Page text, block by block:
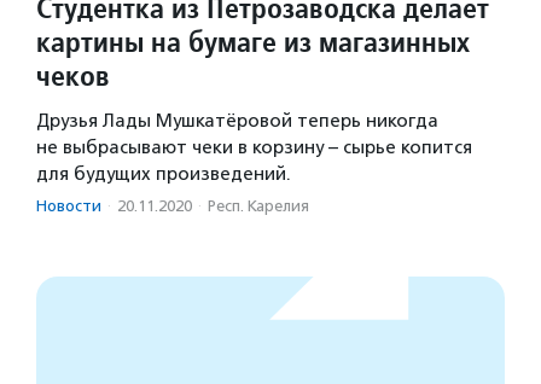
Студентка из Петрозаводска делает
картины на бумаге из магазинных
чеков
Друзья Лады Мушкатёровой теперь никогда
не выбрасывают чеки в корзину – сырье копится
для будущих произведений.
Новости · 20.11.2020 · Респ. Карелия